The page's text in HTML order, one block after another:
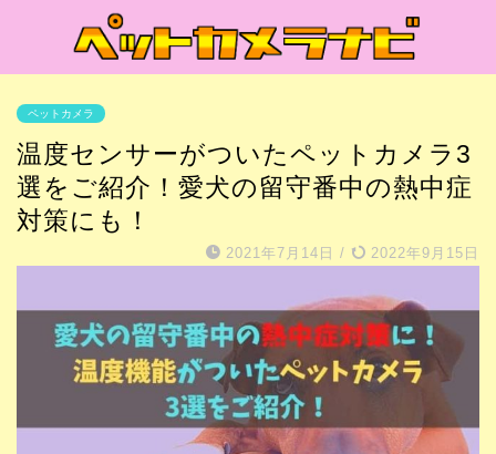
ペットカメラ
温度センサーがついたペットカメラ3
選をご紹介！愛犬の留守番中の熱中症
対策にも！
2021年7月14日 / 2022年9月15日